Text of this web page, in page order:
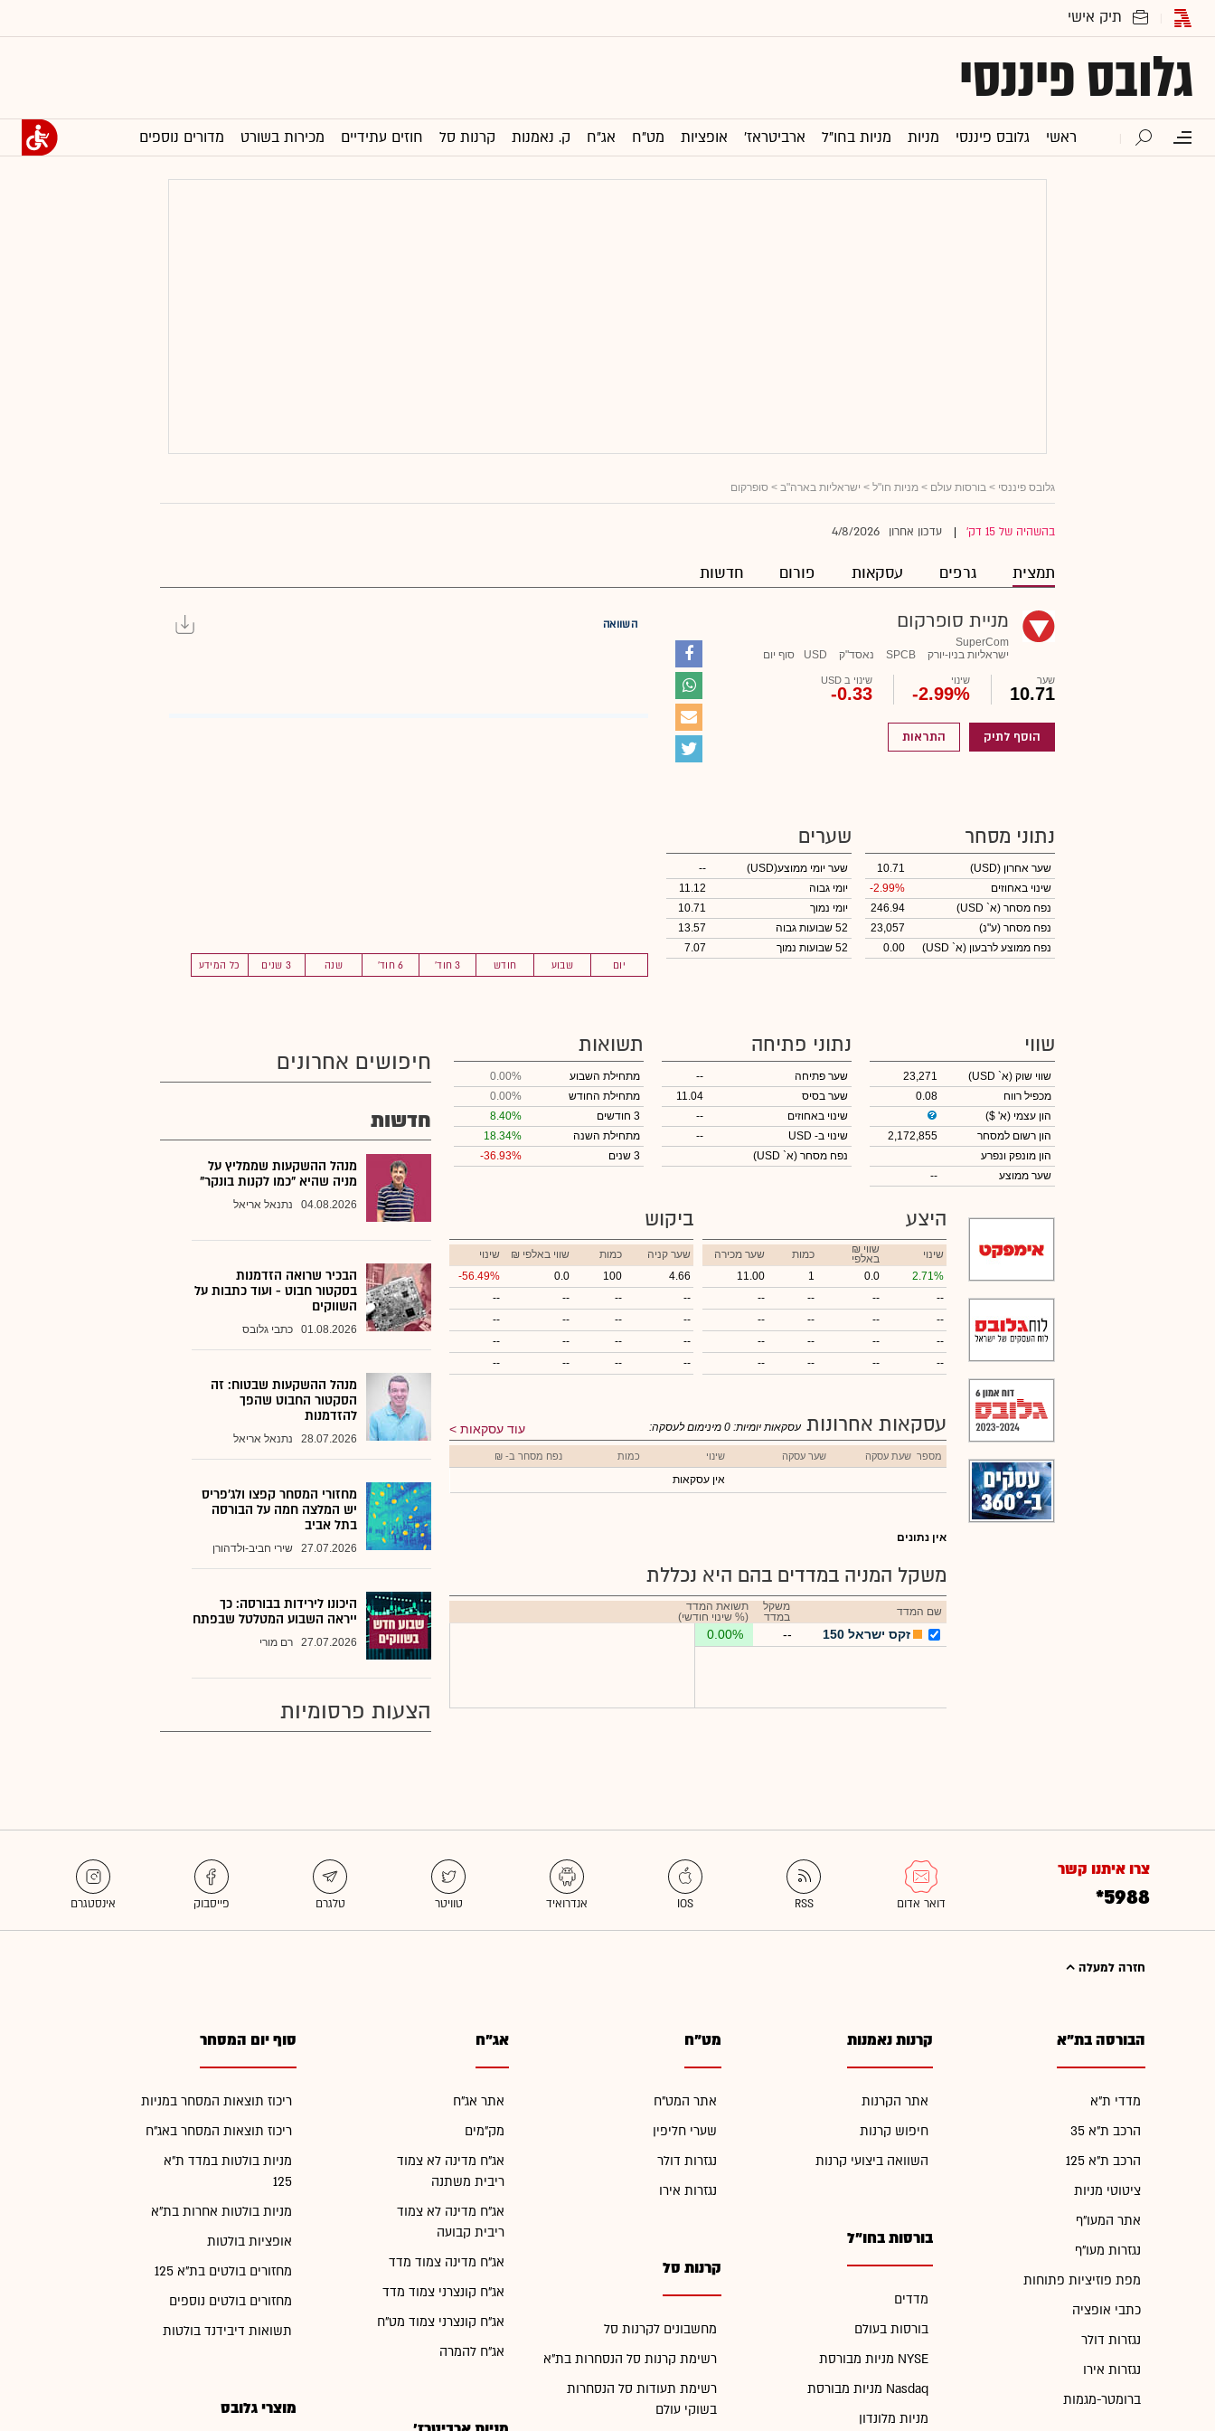
גלובס פיננסי
ראשי גלובס פיננסי מניות מניות בחו"ל ארביטראז' אופציות מט"ח אג"ח ק. נאמנות קרנות סל חוזים עתידיים מכירות בשורט מדורים נוספים
גלובס פיננסי > בורסות עולם > מניות חו"ל > ישראליות בארה"ב > סופרקום
בהשהיה של 15 דק' עדכון אחרון 4/8/2026
תמצית גרפים עסקאות פורום חדשות
מניית סופרקום
SuperCom
ישראליות בניו-יורק
SPCB נאסד"ק USD סוף יום
שער
10.71
שינוי
-2.99%
שינוי ב USD
-0.33
הוסף לתיק התראות
השוואה
יום שבוע חודש 3 חוד' 6 חוד' שנה 3 שנים כל המידע
נתוני מסחר
שער אחרון (USD)
10.71
שינוי באחוזים
-2.99%
נפח מסחר (א` USD)
246.94
נפח מסחר (ע"נ)
23,057
נפח ממוצע לרבעון (א` USD)
0.00
שערים
שער יומי ממוצע(USD)
--
יומי גבוה
11.12
יומי נמוך
10.71
52 שבועות גבוה
13.57
52 שבועות נמוך
7.07
שווי
שווי שוק (א` USD)
23,271
מכפיל רווח
0.08
הון עצמי (א' $)
הון רשום למסחר
2,172,855
הון מונפק ונפרע
שער ממוצע
--
נתוני פתיחה
שער פתיחה
--
שער בסיס
11.04
שינוי באחוזים
--
שינוי ב- USD
--
נפח מסחר (א` USD)
תשואות
מתחילת השבוע
0.00%
מתחילת החודש
0.00%
3 חודשים
8.40%
מתחילת השנה
18.34%
3 שנים
-36.93%
היצע
שינוי ₪ שווי
באלפי כמות
שער מכירה
2.71%
0.0
1
11.00
--
--
--
--
--
--
--
--
--
--
--
--
--
--
--
--
ביקוש
שער קניה כמות ₪ שווי באלפי
שינוי
4.66
100
0.0
-56.49%
--
--
--
--
--
--
--
--
--
--
--
--
--
--
--
--
עסקאות אחרונות עוד עסקאות עסקאות יומיות: 0 מינימום לעסקה:
מספר שעת עסקה שער עסקה שינוי כמות נפח מסחר ב- ₪
אין עסקאות
אין נתונים
משקל המניה במדדים בהם היא נכללת
שם המדד
משקל
במדד
תשואת המדד
(% שינוי חודשי)
זקס ישראל 150 --
0.00%
חיפושים אחרונים
חדשות
מנהל ההשקעות שממליץ על
מניה שהיא "כמו לקנות בונקר"
04.08.2026 נתנאל אריאל
הבכיר שרואה הזדמנות
בסקטור חבוט - ועוד כתבות על
השווקים
01.08.2026 כתבי גלובס
מנהל ההשקעות שבטוח: זה
הסקטור החבוט שהפך
להזדמנות
28.07.2026 נתנאל אריאל
מחזורי המסחר קפצו ולג'פריס
יש המלצה חמה על הבורסה
בתל אביב
27.07.2026 שירי חביב-ולדהורן
היכונו לירידות בבורסה: כך
ייראה השבוע המטלטל שבפתח
27.07.2026 רם מורי
הצעות פרסומיות
צרו איתנו קשר
*5988
חזרה למעלה
הבורסה בת"א
מדדי ת"א
הרכב ת"א 35
הרכב ת"א 125
ציטוטי מניות
אתר המעו"ף
נגזרות מעו"ף
מפת פוזיציות פתוחות
כתבי אופציה
נגזרות דולר
נגזרות אירו
ברומטר-מגמות
קרנות נאמנות
אתר הקרנות
חיפוש קרנות
השוואה ביצועי קרנות
בורסות בחו"ל
מדדים
בורסות בעולם
מניות מבורסת NYSE
מניות מבורסת Nasdaq
מניות מלונדון
מט"ח
אתר המט"ח
שערי חליפין
נגזרות דולר
נגזרות אירו
קרנות סל
מחשבונים לקרנות סל
רשימת קרנות סל הנסחרות בת"א
רשימת תעודות סל הנסחרות
בשוקי עולם
אג"ח
אתר אג"ח
מק"מים
אג"ח מדינה לא צמוד
ריבית משתנה
אג"ח מדינה לא צמוד
ריבית קבועה
אג"ח מדינה צמוד מדד
אג"ח קונצרני צמוד מדד
אג"ח קונצרני צמוד מט"ח
אג"ח להמרה
סוף יום המסחר
ריכוז תוצאות המסחר במניות
ריכוז תוצאות המסחר באג"ח
מניות בולטות במדד ת"א
125
מניות בולטות אחרות בת"א
אופציות בולטות
מחזורים בולטים בת"א 125
מחזורים בולטים נוספים
תשואות דיבידנד בולטות
מוצרי גלובס